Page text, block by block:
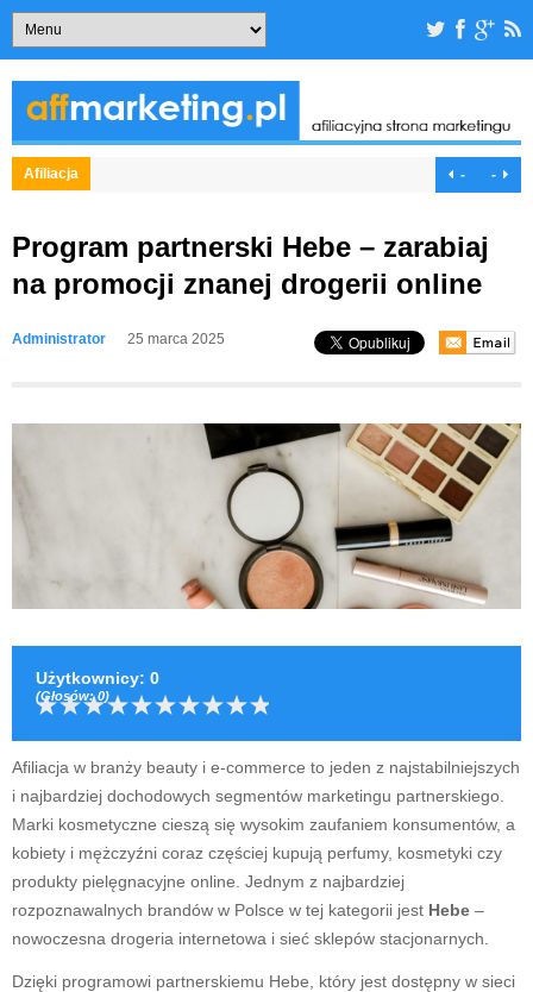
Afiliacja - -
Program partnerski Hebe – zarabiaj
na promocji znanej drogerii online
Administrator 25 marca 2025
Użytkownicy: 0
(Głosów:0)
Afiliacja w branży beauty i e-commerce to jeden z najstabilniejszych
i najbardziej dochodowych segmentów marketingu partnerskiego.
Marki kosmetyczne cieszą się wysokim zaufaniem konsumentów, a
kobiety i mężczyźni coraz częściej kupują perfumy, kosmetyki czy
produkty pielęgnacyjne online. Jednym z najbardziej
rozpoznawalnych brandów w Polsce w tej kategorii jest Hebe –
nowoczesna drogeria internetowa i sieć sklepów stacjonarnych.
Dzięki programowi partnerskiemu Hebe, który jest dostępny w sieci